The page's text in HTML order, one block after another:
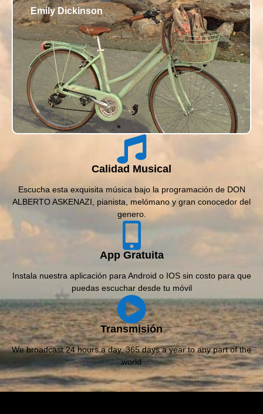
Emily Dickinson
Calidad Musical
Escucha esta exquisita música bajo la programación de DON
ALBERTO ASKENAZI, pianista, melómano y gran conocedor del
genero.
App Gratuita
Instala nuestra aplicación para Android o IOS sin costo para que
puedas escuchar desde tu móvil
Transmisión
We broadcast 24 hours a day, 365 days a year to any part of the
world